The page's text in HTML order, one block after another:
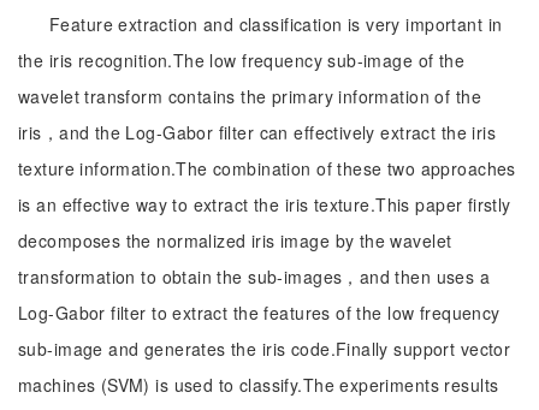
Feature extraction and classification is very important in
the iris recognition.The low frequency sub-image of the
wavelet transform contains the primary information of the
iris，and the Log-Gabor filter can effectively extract the iris
texture information.The combination of these two approaches
is an effective way to extract the iris texture.This paper firstly
decomposes the normalized iris image by the wavelet
transformation to obtain the sub-images，and then uses a
Log-Gabor filter to extract the features of the low frequency
sub-image and generates the iris code.Finally support vector
machines (SVM) is used to classify.The experiments results